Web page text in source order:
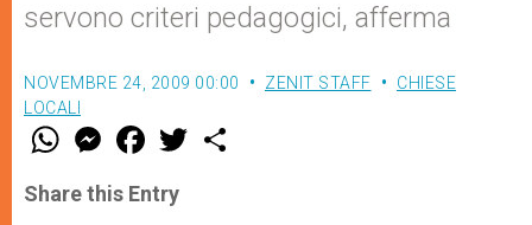
servono criteri pedagogici, afferma
NOVEMBRE 24, 2009 00:00 ZENIT STAFF
CHIESE
LOCALI
W
t
s
M
e
s
e
F
a
e
b
w
Share this Entry